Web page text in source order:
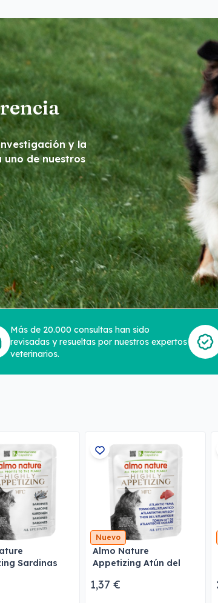
y la
de nuestros
Más de 20.000 consultas han sido
revisadas y resueltas por nuestros expertos
veterinarios.
Sardinas
Nuevo
Almo Nature
Appetizing Atún del
1,37 €